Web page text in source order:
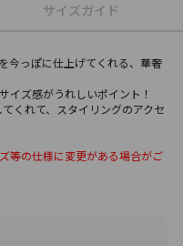
サイズガイド
今っぽに仕上げてくれる、華奢
イズ感がうれしいポイント！
くれて、スタイリングのアクセ
等の仕様に変更がある場合がご